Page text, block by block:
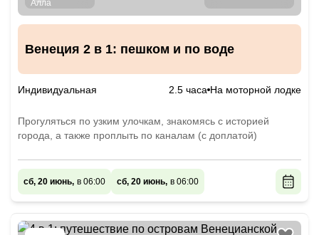
Венеция 2 в 1: пешком и по воде
Индивидуальная 2.5 часа На моторной лодке
Прогуляться по узким улочкам, знакомясь с историей
города, а также проплыть по каналам (с доплатой)
сб, 20 июнь, в 06:00 сб, 20 июнь, в 06:00